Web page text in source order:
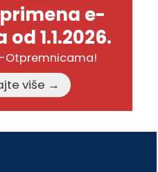
e-
1.1.2026.
Otpremnicama!
Pročitajte više →